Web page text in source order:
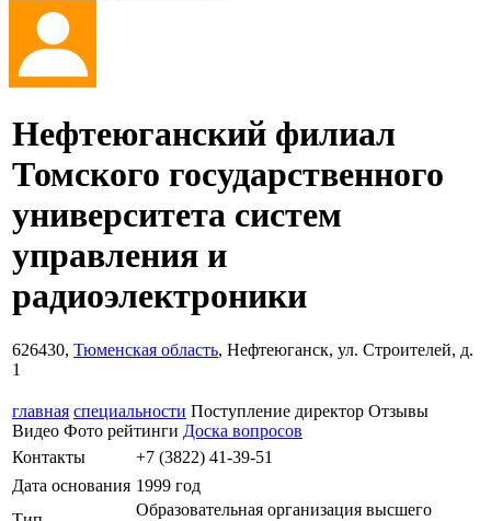
Нефтеюганский филиал
Томского государственного
университета систем
управления и
радиоэлектроники
626430, Тюменская область, Нефтеюганск, ул. Строителей, д.
1
главная специальности Поступление директор Отзывы
Видео Фото рейтинги Доска вопросов
Контакты
+7 (3822) 41-39-51
Дата основания 1999 год
Образовательная организация высшего